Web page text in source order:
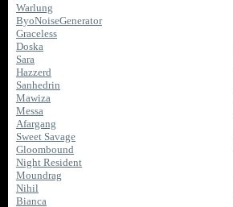
Warlung
ByoNoiseGenerator
Graceless
Doska
Sara
Hazzerd
Sanhedrin
Mawiza
Messa
Afargang
Sweet Savage
Gloombound
Night Resident
Moundrag
Nihil
Bianca